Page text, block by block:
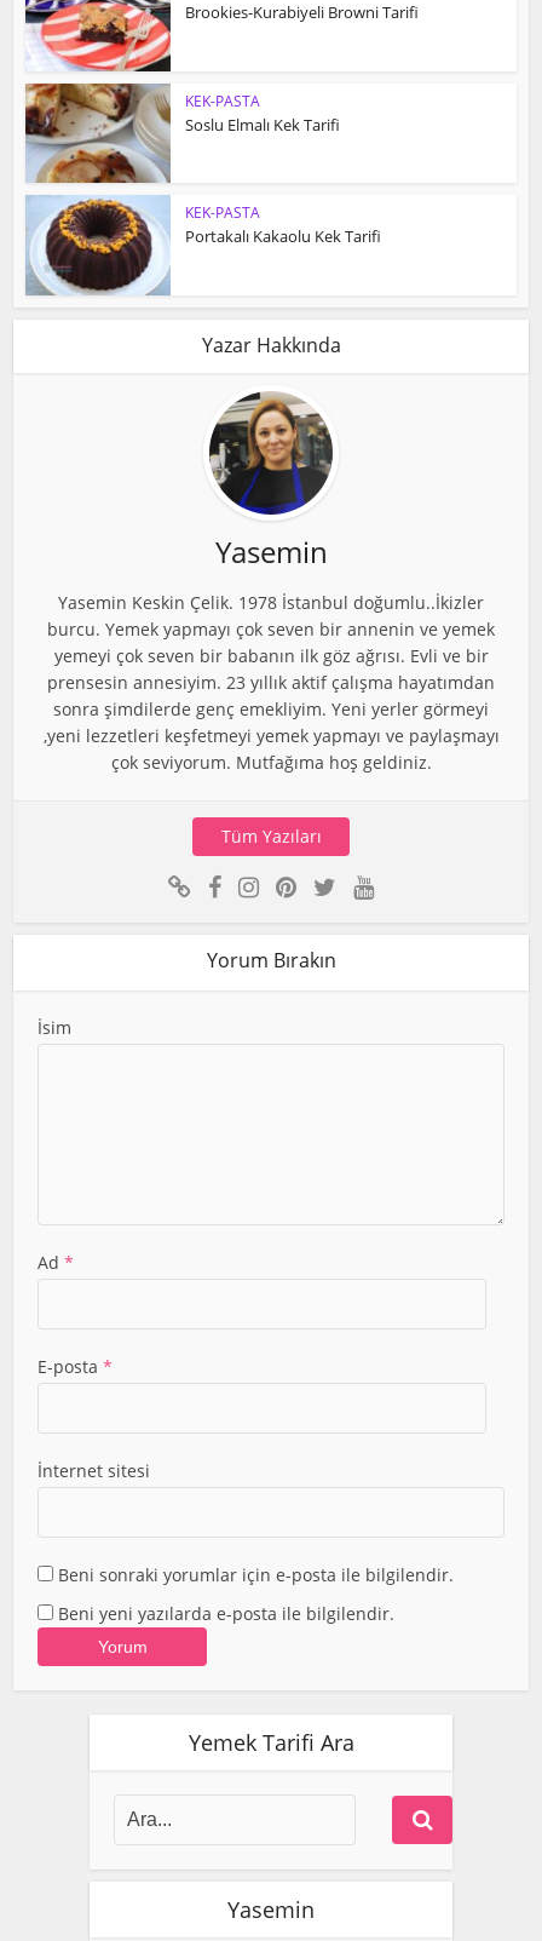
Brookies-Kurabiyeli Browni Tarifi
KEK-PASTA
Soslu Elmalı Kek Tarifi
KEK-PASTA
Portakalı Kakaolu Kek Tarifi
Yazar Hakkında
Yasemin
Yasemin Keskin Çelik. 1978 İstanbul doğumlu..İkizler
burcu. Yemek yapmayı çok seven bir annenin ve yemek
yemeyi çok seven bir babanın ilk göz ağrısı. Evli ve bir
prensesin annesiyim. 23 yıllık aktif çalışma hayatımdan
sonra şimdilerde genç emekliyim. Yeni yerler görmeyi
,yeni lezzetleri keşfetmeyi yemek yapmayı ve paylaşmayı
çok seviyorum. Mutfağıma hoş geldiniz.
Tüm Yazıları
Yorum Bırakın
İsim
Ad*
E-posta*
İnternet sitesi
Beni sonraki yorumlar için e-posta ile bilgilendir.
Beni yeni yazılarda e-posta ile bilgilendir.
Yemek Tarifi Ara
Yasemin